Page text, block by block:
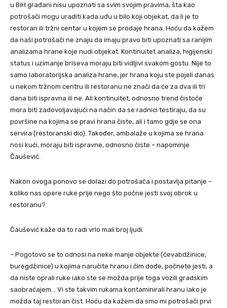
u BiH građani nisu upoznati sa svim svojim pravima, šta kao
potrošači mogu uraditi kada uđu u bilo koji objekat, da li je to
restoran ili tržni centar u kojem se prodaje hrana. Hoću da kažem
da naši potrošači ne znaju da imaju pravo biti upoznati sa ranijim
analizama hrane koje nudi objekat. Kontinuitet analiza, higijenski
status i uzimanje briseva moraju biti vidljivi svakom gostu. Nije to
samo laboratorijska analiza hrane, jer hrana koju ste pojeli danas
u nekom tržnom centru ili restoranu ne znači da će za dva ili tri
dana biti ispravna ili ne. Ali kontinuitet, odnosno trend čistoće
mora biti zadovoljavajući na način da se radnici testiraju, da su
površine na kojima se pravi hrana čiste, ali i tamo gdje se ona
servira (restoranski dio). Također, ambalaže u kojima se hrana
nosi kući, moraju biti ispravne, odnosno čiste – napominje
Čaušević.
Nakon ovoga ponovo se dolazi do potrošača i postavlja pitanje –
koliko nas opere ruke prije nego što počne jesti svoj obrok u
restoranu?
Čaušević kaže da to radi vrlo mali broj ljudi.
– Pogotovo se to odnosi na neke manje objekte (ćevabdžinice,
buregdžinice) u kojima naručite hranu i čim dođe, počnete jesti, a
da niste oprali ruke iako ste se možda prije toga vozili gradskim
saobraćajem… Vi ste takvim rukama kontaminirali hranu iako je
možda taj restoran čist. Hoću da kažem da smo mi potrošači prvi